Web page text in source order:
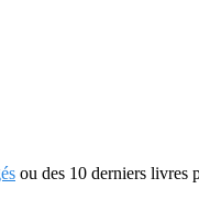
ou des 10 derniers livres